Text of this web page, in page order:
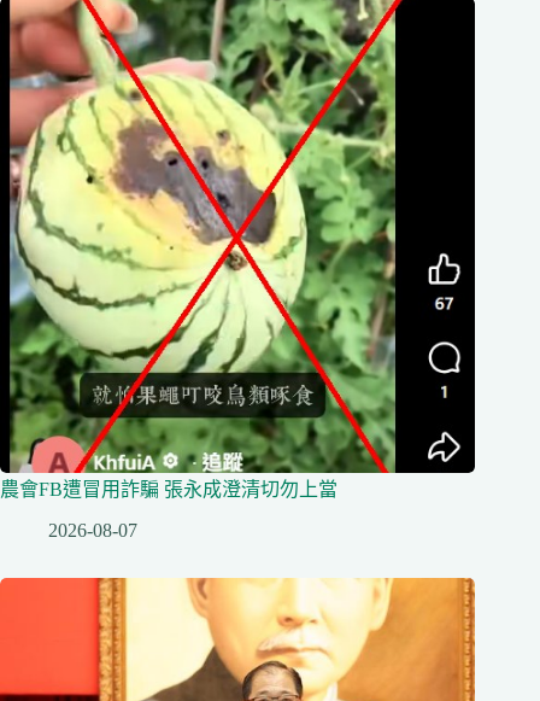
農會FB遭冒用詐騙 張永成澄清切勿上當
2026-08-07